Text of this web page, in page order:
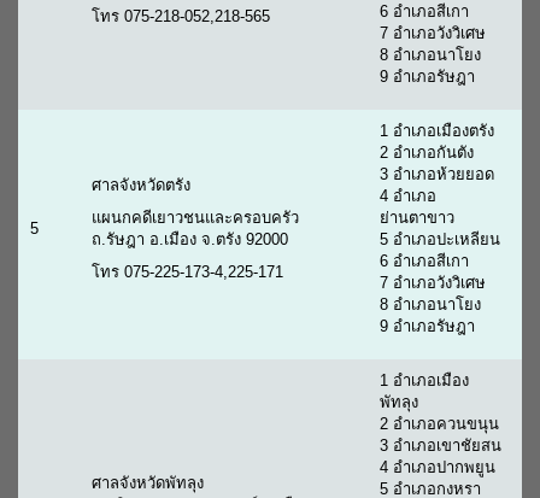
โทร 075-218-052,218-565
6 อำเภอสีเกา
7 อำเภอวังวิเศษ
8 อำเภอนาโยง
9 อำเภอรัษฎา
5
ศาลจังหวัดตรัง
แผนกคดีเยาวชนและครอบครัว
ถ.รัษฎา อ.เมือง จ.ตรัง 92000
โทร 075-225-173-4,225-171
1 อำเภอเมืองตรัง
2 อำเภอกันตัง
3 อำเภอห้วยยอด
4 อำเภอ
ย่านตาขาว
5 อำเภอปะเหลียน
6 อำเภอสีเกา
7 อำเภอวังวิเศษ
8 อำเภอนาโยง
9 อำเภอรัษฎา
ศาลจังหวัดพัทลุง
1 อำเภอเมือง
พัทลุง
2 อำเภอควนขนุน
3 อำเภอเขาชัยสน
4 อำเภอปากพยูน
5 อำเภอกงหรา